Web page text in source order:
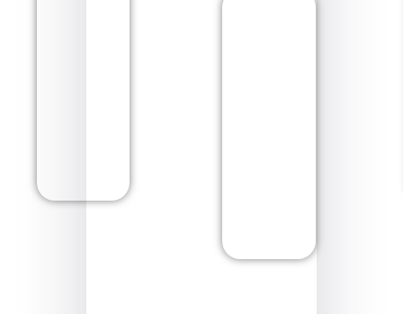
Saperne Di
Più